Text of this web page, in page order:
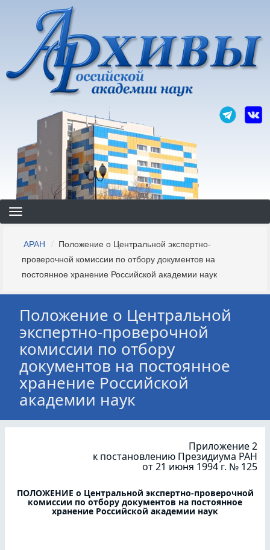
основному
содержанию
Строка
навигации
АРАН
Положение о Центральной экспертно-
проверочной комиссии по отбору документов на
постоянное хранение Российской академии наук
Положение о Центральной
экспертно-проверочной
комиссии по отбору
документов на постоянное
хранение Российской
академии наук
Приложение 2
к постановлению Президиума РАН
от 21 июня 1994 г. № 125
ПОЛОЖЕНИЕ о Центральной экспертно-проверочной
комиссии по отбору документов на постоянное
хранение Российской академии наук